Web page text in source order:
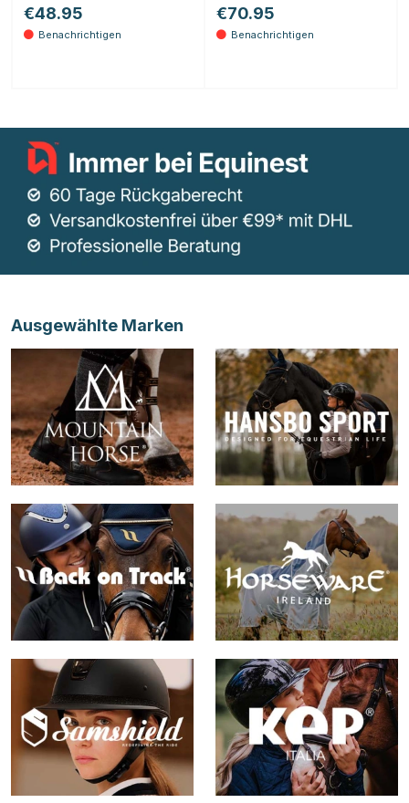
€48.95 €70.95
Ausgewählte Marken